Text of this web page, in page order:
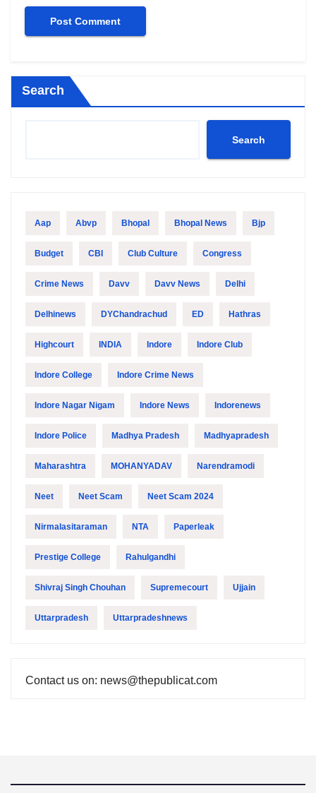
Search
Search
Aap Abvp Bhopal Bhopal News Bjp
Budget CBI Club Culture Congress
Crime News Davv Davv News Delhi
Delhinews DYChandrachud ED Hathras
Highcourt INDIA Indore Indore Club
Indore College Indore Crime News
Indore Nagar Nigam Indore News Indorenews
Indore Police Madhya Pradesh Madhyapradesh
Maharashtra MOHANYADAV Narendramodi
Neet Neet Scam Neet Scam 2024
Nirmalasitaraman NTA Paperleak
Prestige College Rahulgandhi
Shivraj Singh Chouhan Supremecourt Ujjain
Uttarpradesh Uttarpradeshnews
Contact us on: news@thepublicat.com